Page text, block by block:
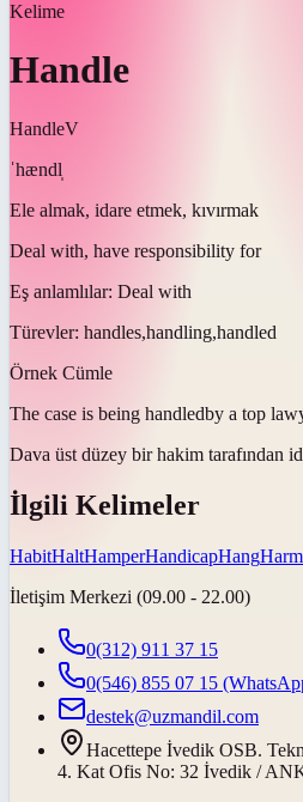
Kelime
Handle
HandleV
ˈhændl̩
Ele almak, idare etmek, kıvırmak
Deal with, have responsibility for
Eş anlamlılar: Deal with
Türevler: handles,handling,handled
Örnek Cümle
The case is being handledby a top
Dava üst düzey bir hakim tarafından
İlgili Kelimeler
HabitHaltHamperHandicapHang
İletişim Merkezi (09.00 - 22.00)
0(312) 911 37 15
0(546) 855 07 15
destek@uzmandil.com
Hacettepe İvedik OSB.
4. Kat Ofis No: 32 İvedik /